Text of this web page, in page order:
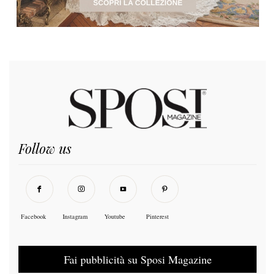
Follow us
Facebook Instagram Youtube Pinterest
Fai pubblicità su Sposi Magazine